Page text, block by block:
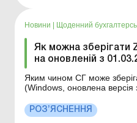
Новини Щоденний
Як можна зберігати
на оновленій з
Яким чином СГ може
(Windows, оновлена версія з
розрахункових книжок, книг
операцій, затвердженого
РОЗ’ЯСНЕННЯ